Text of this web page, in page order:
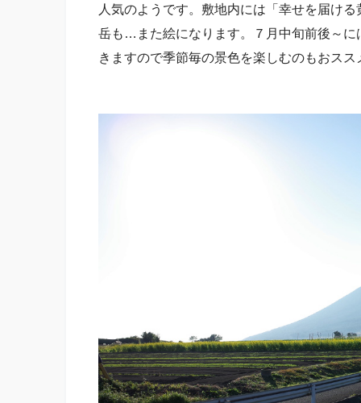
人気のようです。敷地内には「幸せを届け
岳も…また絵になります。７月中旬前後～
きますので季節毎の景色を楽しむのもおスス